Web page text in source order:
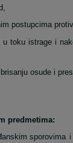
postupcima
u toku istrage i
osude i
predmetima:
sporovima i